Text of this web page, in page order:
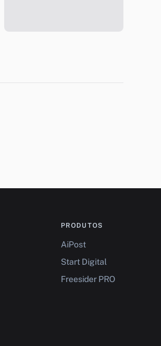
PRODUTOS
AiPost
Start Digital
Freesider PRO